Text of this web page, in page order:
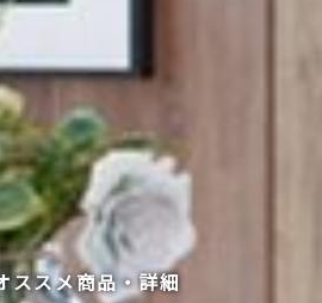
ススメ商品・詳細